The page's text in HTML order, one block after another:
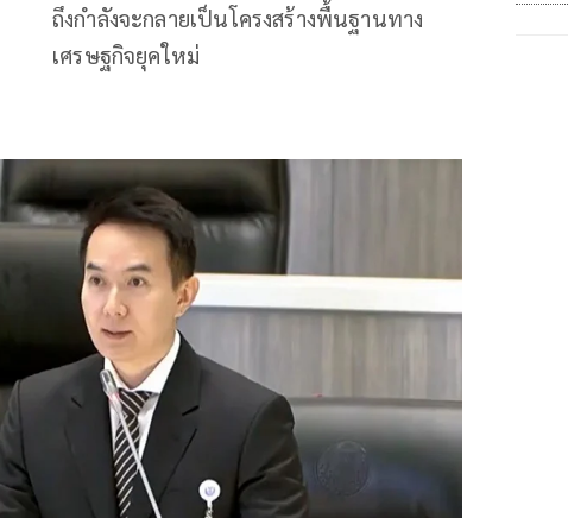
ถึงกำลังจะกลายเป็นโครงสร้างพื้นฐานทาง
เศรษฐกิจยุคใหม่